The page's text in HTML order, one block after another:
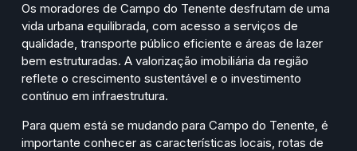
Os moradores de Campo do Tenente desfrutam de uma
vida urbana equilibrada, com acesso a serviços de
qualidade, transporte público eficiente e áreas de lazer
bem estruturadas. A valorização imobiliária da região
reflete o crescimento sustentável e o investimento
contínuo em infraestrutura.
Para quem está se mudando para Campo do Tenente, é
importante conhecer as características locais, rotas de